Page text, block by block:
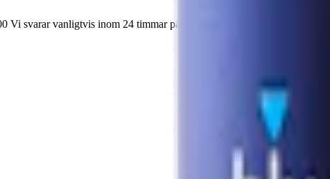
Vi svarar vanligtvis inom 24 timmar på vardagar.